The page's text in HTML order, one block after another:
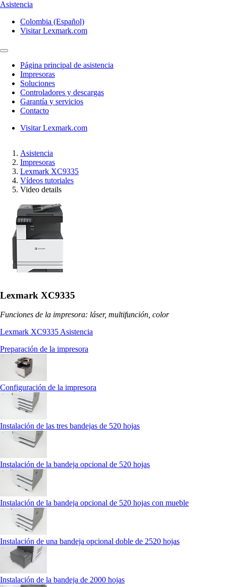
Asistencia
Colombia (Español)
Visitar Lexmark.com
Página principal de asistencia
Impresoras
Soluciones
Controladores y descargas
Garantía y servicios
Contacto
Visitar Lexmark.com
Asistencia
Impresoras
Lexmark XC9335
Vídeos tutoriales
Video details
Lexmark XC9335
Funciones de la impresora: láser, multifunción, color
Lexmark XC9335 Asistencia
Preparación de la impresora
Configuración de la impresora
Instalación de las tres bandejas de 520 hojas
Instalación de la bandeja opcional de 520 hojas
Instalación de la bandeja opcional de 520 hojas con mueble
Instalación de una bandeja opcional doble de 2520 hojas
Instalación de la bandeja de 2000 hojas